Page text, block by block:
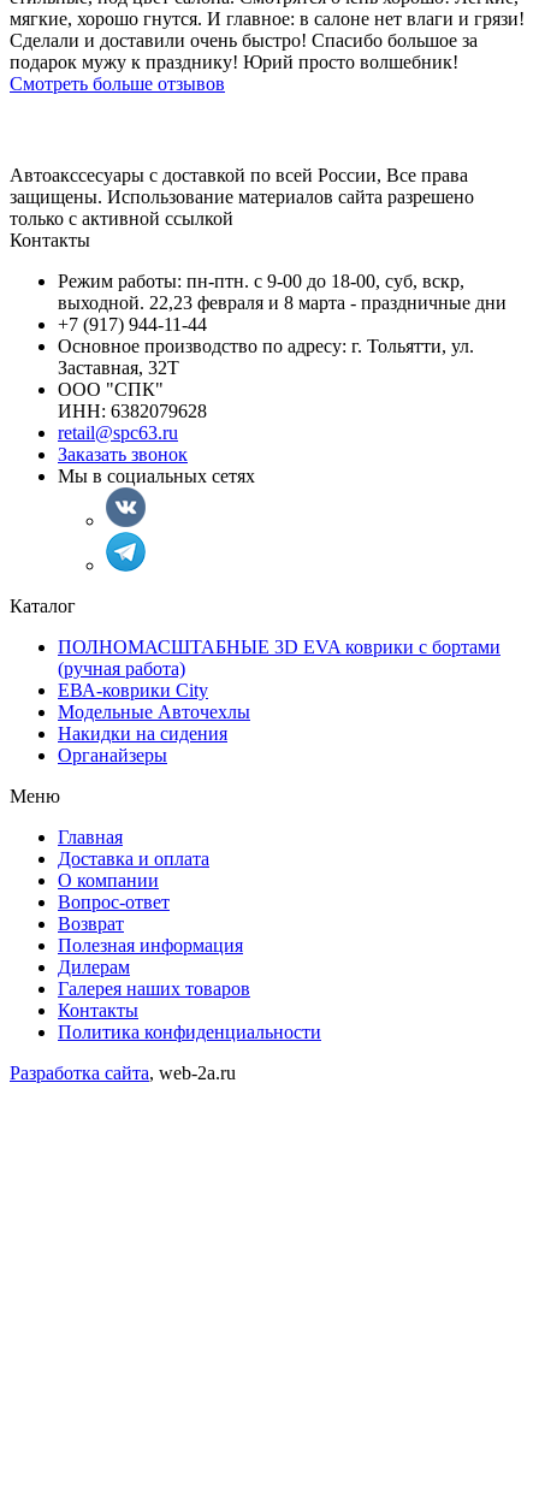
мягкие, хорошо гнутся. И главное: в салоне нет влаги и грязи!
Сделали и доставили очень быстро! Спасибо большое за
подарок мужу к празднику! Юрий просто волшебник!
Смотреть больше отзывов
Автоакссесуары с доставкой по всей России, Все права
защищены. Использование материалов сайта разрешено
только с активной ссылкой
Контакты
Режим работы: пн-птн. с 9-00 до 18-00, суб, вскр,
выходной. 22,23 февраля и 8 марта - праздничные дни
+7 (917) 944-11-44
Основное производство по адресу: г. Тольятти, ул.
Заставная, 32Т
ООО "СПК"
ИНН: 6382079628
retail@spc63.ru
Заказать звонок
Мы в социальных сетях
Каталог
ПОЛНОМАСШТАБНЫЕ 3D EVA коврики с бортами
(ручная работа)
ЕВА-коврики City
Модельные Авточехлы
Накидки на сидения
Органайзеры
Меню
Главная
Доставка и оплата
О компании
Вопрос-ответ
Возврат
Полезная информация
Дилерам
Галерея наших товаров
Контакты
Политика конфиденциальности
Разработка сайта, web-2a.ru